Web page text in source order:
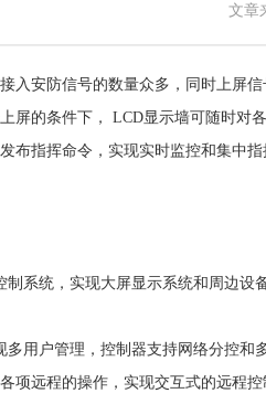
文章
入安防信号的数量众多，同时上屏
屏的条件下， LCD显示墙可随时对
布指挥命令，实现实时监控和集中指
制系统，实现大屏显示系统和周边设
多用户管理，控制器支持网络分控
项远程的操作，实现交互式的远程控